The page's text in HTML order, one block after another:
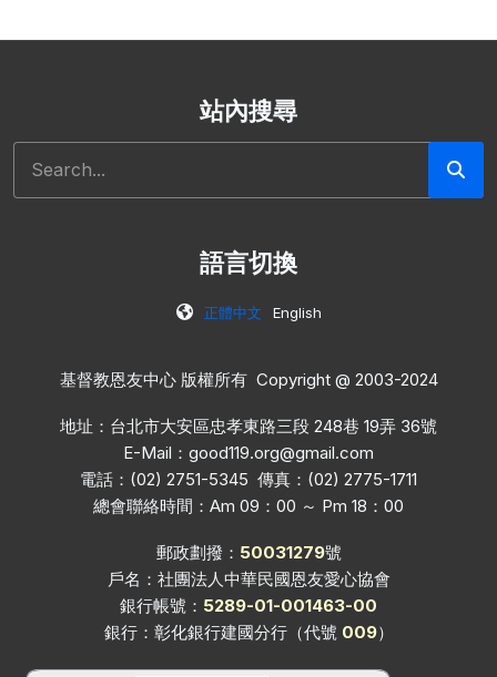
站內搜尋
語言切換
正體中文 English
基督教恩友中心 版權所有 Copyright @ 2003-2024
地址：台北市大安區忠孝東路三段 248巷 19弄 36號
E-Mail： good119.org@gmail.com
電話：(02) 2751-5345 傳真：(02) 2775-1711
總會聯絡時間：Am 09：00 ～ Pm 18：00
郵政劃撥： 50031279號
戶名：社團法人中華民國恩友愛心協會
銀行帳號： 5289-01-001463-00
銀行：彰化銀行建國分行（代號 009）